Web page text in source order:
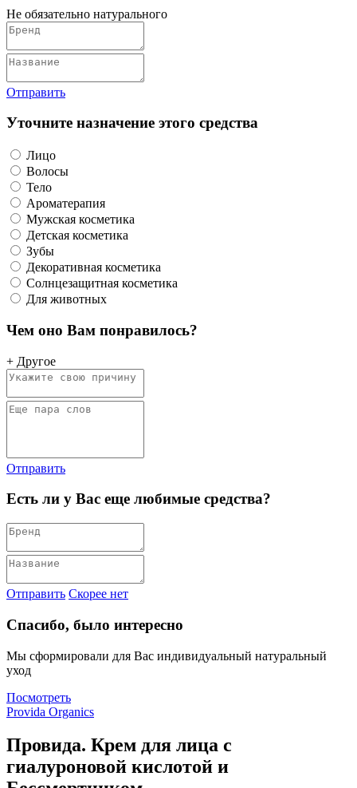
Не обязательно натурального
Отправить
Уточните назначение этого средства
Лицо
Волосы
Тело
Ароматерапия
Мужская косметика
Детская косметика
Зубы
Декоративная косметика
Солнцезащитная косметика
Для животных
Чем оно Вам понравилось?
+ Другое
Отправить
Есть ли у Вас еще любимые средства?
Отправить Скорее нет
Спасибо, было интересно
Мы сформировали для Вас индивидуальный натуральный
уход
Посмотреть
Provida Organics
Провида. Крем для лица с
гиалуроновой кислотой и